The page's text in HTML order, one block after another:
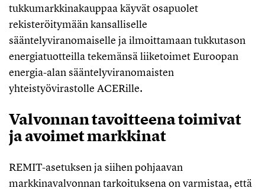
tukkumarkkinakauppaa käyvät osapuolet
rekisteröitymään kansalliselle
sääntelyviranomaiselle ja ilmoittamaan tukkutason
energiatuotteilla tekemänsä liiketoimet Euroopan
energia-alan sääntelyviranomaisten
yhteistyövirastolle ACERille.
Valvonnan tavoitteena toimivat
ja avoimet markkinat
REMIT-asetuksen ja siihen pohjaavan
markkinavalvonnan tarkoituksena on varmistaa, että